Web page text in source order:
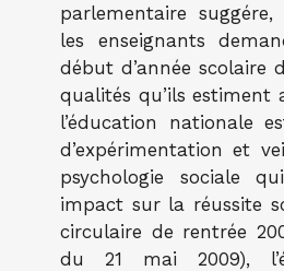
parlementaire
les enseignants
début d’année scolaire
qualités qu’ils estiment
l’éducation nationale
d’expérimentation et
psychologie sociale
impact sur la réussite
circulaire de rentrée
du 21 mai 2009),